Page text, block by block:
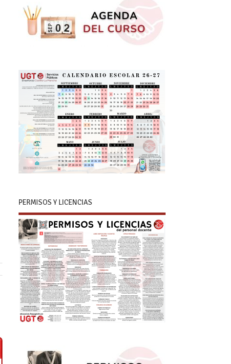
PERMISOS Y LICENCIAS